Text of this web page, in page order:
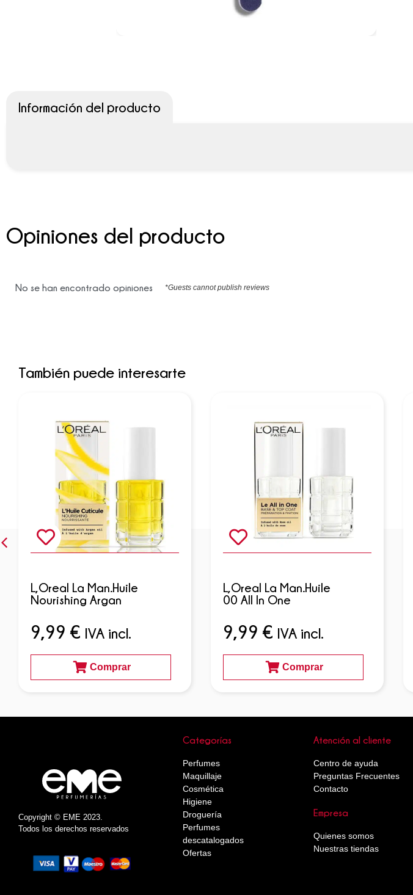
Información del producto
Opiniones del producto
No se han encontrado opiniones *Guests cannot publish reviews
También puede interesarte
L,Oreal La Man.Huile
Nourishing Argan
9,99€ IVA incl.
Comprar
L,Oreal La Man.Huile
00 All In One
9,99€ IVA incl.
Comprar
Copyright © EME 2023.
Todos los derechos reservados
Categorías
Perfumes
Maquillaje
Cosmética
Higiene
Droguería
Perfumes
descatalogados
Ofertas
Atención al cliente
Centro de ayuda
Preguntas Frecuentes
Contacto
Empresa
Quienes somos
Nuestras tiendas